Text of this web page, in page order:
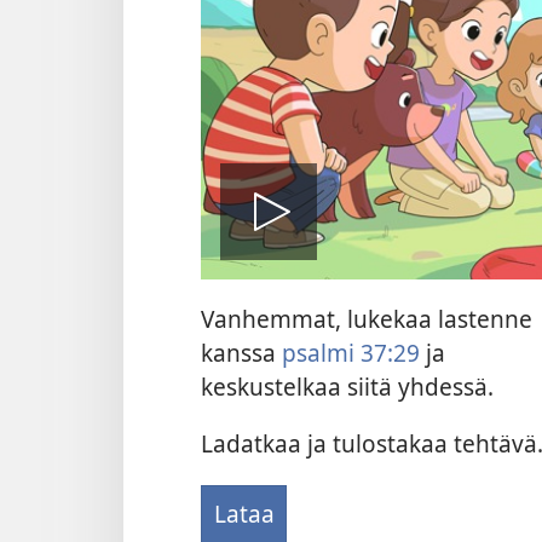
Toista
video
Vanhemmat, lukekaa lastenne
kanssa psalmi 37:29 ja
keskustelkaa siitä yhdessä.
Ladatkaa ja tulostakaa tehtävä.
Lataa